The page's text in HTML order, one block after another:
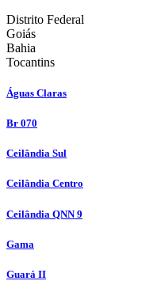
Distrito Federal
Goiás
Bahia
Tocantins
Águas Claras
Br 070
Ceilândia Sul
Ceilândia Centro
Ceilândia QNN 9
Gama
Guará II